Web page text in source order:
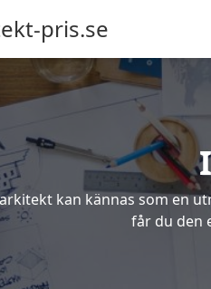
pris.se
kan kännas som en
får du den